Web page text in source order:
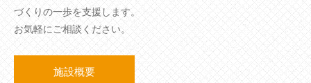
づくりの一歩を支援します。
お気軽にご相談ください。
施設概要